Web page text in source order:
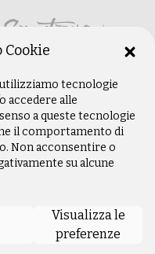
diritti riservati |
Firenze |
Cookie
tecnologie
accedere alle
a queste tecnologie
il comportamento di
Non acconsentire o
su alcune
Visualizza le
preferenze